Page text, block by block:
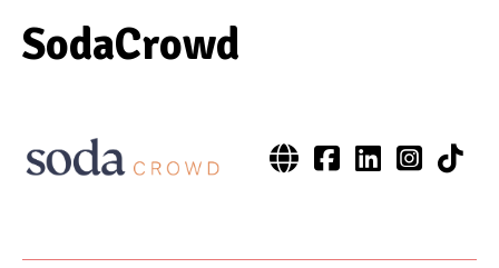
SodaCrowd